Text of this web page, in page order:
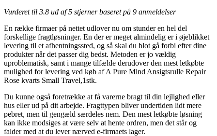
Vurderet til 3.8 ud af 5 stjerner baseret på 9 anmeldelser
En række firmaer på nettet udlover nu om stunder en hel del
forskellige fragtløsninger. En der er meget almindelig er i øjeblikket
levering til et afhentningssted, og så skal du blot gå forbi efter dine
produkter når det passer dig bedst. Metoden er jo vældig
uproblematisk, samt i mange tilfælde derudover den mest letkøbte
mulighed for levering ved køb af A Pure Mind Ansigtsrulle Repair
Rose kvarts Small Travel,1stk.
Du kunne også foretrække at få varerne bragt til din lejlighed eller
hus eller ud på dit arbejde. Fragttypen bliver undertiden lidt mere
pebret, men til gengæld særdeles nem. Den mest letkøbte løsning
kan ikke modsiges at være selv at hente ordren, men det står og
falder med at du lever nærved e-firmaets lager.